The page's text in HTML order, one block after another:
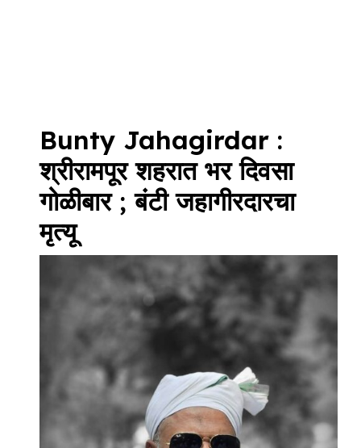
Bunty Jahagirdar :
श्रीरामपूर शहरात भर दिवसा
गोळीबार ; बंटी जहागीरदारचा
मृत्यू